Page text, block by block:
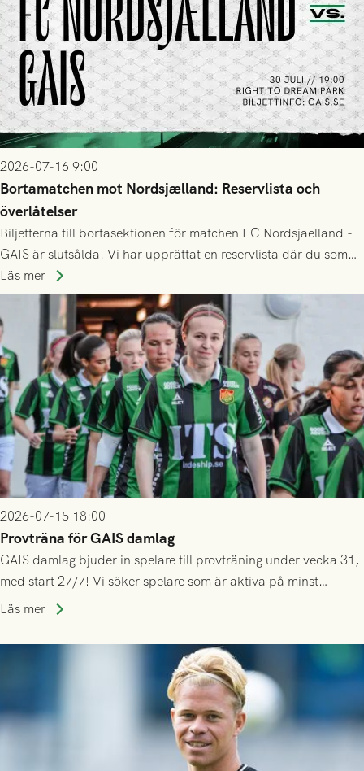
2026-07-16 9:00
Bortamatchen mot Nordsjælland: Reservlista och
överlåtelser
Biljetterna till bortasektionen för matchen FC Nordsjaelland -
GAIS är slutsålda. Vi har upprättat en reservlista där du som
ännu inte har någon biljett kan anmäla ditt intresse. Du kan
inte själv överlåta din biljett till någon annan.
Läs mer
2026-07-15 18:00
Provträna för GAIS damlag
GAIS damlag bjuder in spelare till provträning under vecka 31,
med start 27/7! Vi söker spelare som är aktiva på minst
division 3-nivå.
Läs mer